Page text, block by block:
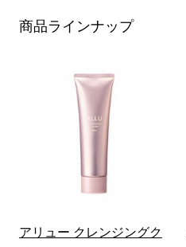
商品ラインナップ
アリュー クレンジングク